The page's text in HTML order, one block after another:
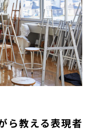
ら教える表現者